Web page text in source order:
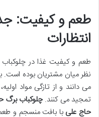
طعم و کیفیت:
انتظارات
طعم و کیفیت غذا در
نظر میان مشتریان بوده است.
می دانند و از تازگی مواد
تمجید می کنند.چلوکباب برگ
حاج علی با بافت منسجم و